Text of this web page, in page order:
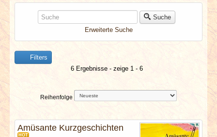
NEUESTE ARTIKEL
NEWS & DATES
BERICHTE
VERLOSUNGEN
Suche
Erweiterte Suche
Filters
6 Ergebnisse - zeige 1 - 6
Reihenfolge
Amüsante Kurzgeschichten
HOT